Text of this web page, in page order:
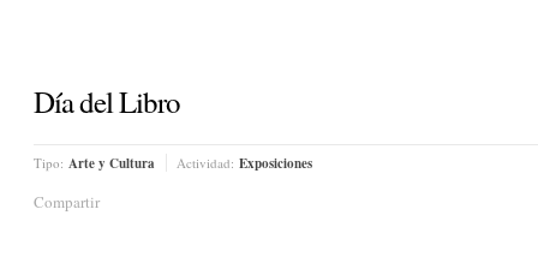
Día del Libro
Tipo: Arte y Cultura Actividad: Exposiciones
Compartir